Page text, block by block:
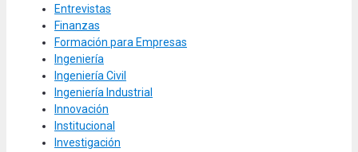
Entrevistas
Finanzas
Formación para Empresas
Ingeniería
Ingeniería Civil
Ingeniería Industrial
Innovación
Institucional
Investigación